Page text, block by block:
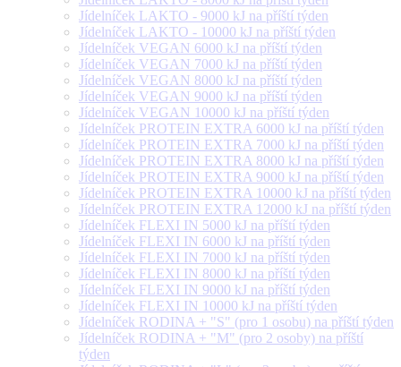
Jídelníček LAKTO - 9000 kJ na příští týden
Jídelníček LAKTO - 10000 kJ na příští týden
Jídelníček VEGAN 6000 kJ na příští týden
Jídelníček VEGAN 7000 kJ na příští týden
Jídelníček VEGAN 8000 kJ na příští týden
Jídelníček VEGAN 9000 kJ na příští týden
Jídelníček VEGAN 10000 kJ na příští týden
Jídelníček PROTEIN EXTRA 6000 kJ na příští týden
Jídelníček PROTEIN EXTRA 7000 kJ na příští týden
Jídelníček PROTEIN EXTRA 8000 kJ na příští týden
Jídelníček PROTEIN EXTRA 9000 kJ na příští týden
Jídelníček PROTEIN EXTRA 10000 kJ na příští týden
Jídelníček PROTEIN EXTRA 12000 kJ na příští týden
Jídelníček FLEXI IN 5000 kJ na příští týden
Jídelníček FLEXI IN 6000 kJ na příští týden
Jídelníček FLEXI IN 7000 kJ na příští týden
Jídelníček FLEXI IN 8000 kJ na příští týden
Jídelníček FLEXI IN 9000 kJ na příští týden
Jídelníček FLEXI IN 10000 kJ na příští týden
Jídelníček RODINA + "S" (pro 1 osobu) na příští týden
Jídelníček RODINA + "M" (pro 2 osoby) na příští
týden